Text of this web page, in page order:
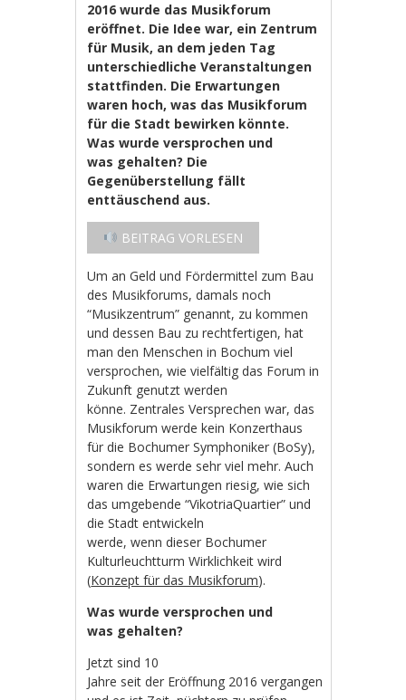
2016 wurde das Musikforum
eröffnet. Die Idee war, ein Zentrum
für Musik, an dem jeden Tag
unterschiedliche Veranstaltungen
stattfinden. Die Erwartungen
waren hoch, was das Musikforum
für die Stadt bewirken könnte.
Was wurde versprochen und
was gehalten? Die
Gegenüberstellung fällt
enttäuschend aus.
BEITRAG VORLESEN
Um an Geld und Fördermittel zum Bau
des Musikforums, damals noch
“Musikzentrum” genannt, zu kommen
und dessen Bau zu rechtfertigen, hat
man den Menschen in Bochum viel
versprochen, wie vielfältig das Forum in
Zukunft genutzt werden
könne. Zentrales Versprechen war, das
Musikforum werde kein Konzerthaus
für die Bochumer Symphoniker (BoSy),
sondern es werde sehr viel mehr. Auch
waren die Erwartungen riesig, wie sich
das umgebende “VikotriaQuartier” und
die Stadt entwickeln
werde, wenn dieser Bochumer
Kulturleuchtturm Wirklichkeit wird
(Konzept für das Musikforum).
Was wurde versprochen und
was gehalten?
Jetzt sind 10
Jahre seit der Eröffnung 2016 vergangen